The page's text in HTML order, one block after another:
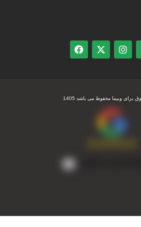
برای وبیما محفوظ می باشد 1405